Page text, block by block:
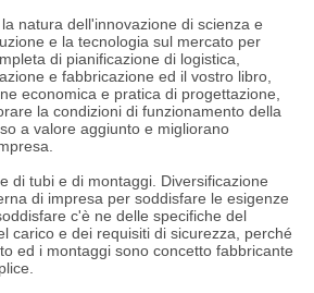
natura dell'innovazione di scienza e
e la tecnologia sul mercato per
di pianificazione di logistica,
e fabbricazione ed il vostro libro,
economica e pratica di progettazione,
la condizioni di funzionamento della
a valore aggiunto e migliorano
di tubi e di montaggi. Diversificazione
di impresa per soddisfare le esigenze
c'è ne delle specifiche del
carico e dei requisiti di sicurezza, perché
ed i montaggi sono concetto fabbricante